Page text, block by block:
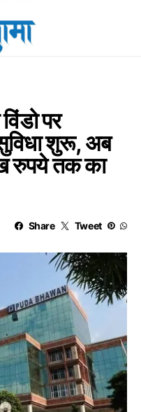
पर
शुरू, अब
रुपये तक का
Share Tweet